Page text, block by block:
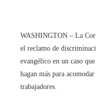
WASHINGTON – La
el reclamo de
evangélico en un caso
hagan más para
trabajadores.